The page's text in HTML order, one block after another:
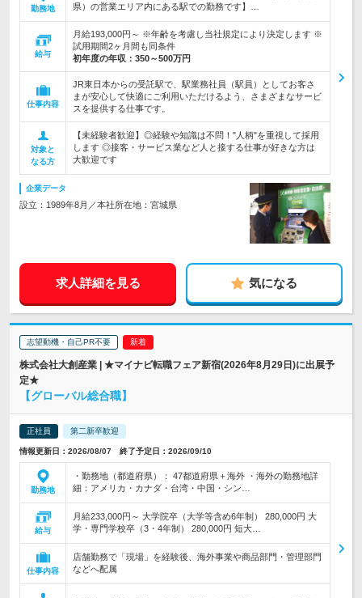
勤務地
県）の営業エリア内にある駅での勤務です】…
給与
月給193,000円～ ※年齢を考慮し当社規定により決定します ※
試用期間2ヶ月間も同条件
初年度の年収： 350～500万円
仕事内容
JR東日本からの受託駅で、駅業務社員（駅員）としてお客さ
まが安心して快適にご利用いただけるよう、さまざまなサービ
スを提供する仕事です。
対象と
なる方
【未経験者歓迎】◎経験や知識は不問！"人柄"を重視して採用
します ◎接客・サービス業など人と接する仕事が好きな方は
大歓迎です
企業データ
設立：1989年8月／本社所在地：宮城県
求人詳細を見る 気になる
志望動機・自己PR不要
株式会社大創産業 | ★マイナビ転職フェア新宿(2026年8月29日)に出展予
定★
【グローバル総合職】
正社員 第二新卒歓迎
情報更新日：2026/08/07 終了予定日：2026/09/10
勤務地
・勤務地（都道府県）： 47都道府県＋海外 ・海外の勤務地詳
細：アメリカ・カナダ・台湾・中国・シン…
給与
月給233,000円～ 大学院卒（大学等含め6年制） 280,000円 大
学・専門学校卒（3・4年制） 280,000円 短大…
仕事内容
店舗勤務で「現場」を経験後、海外事業や商品部門・管理部門
などへ配属